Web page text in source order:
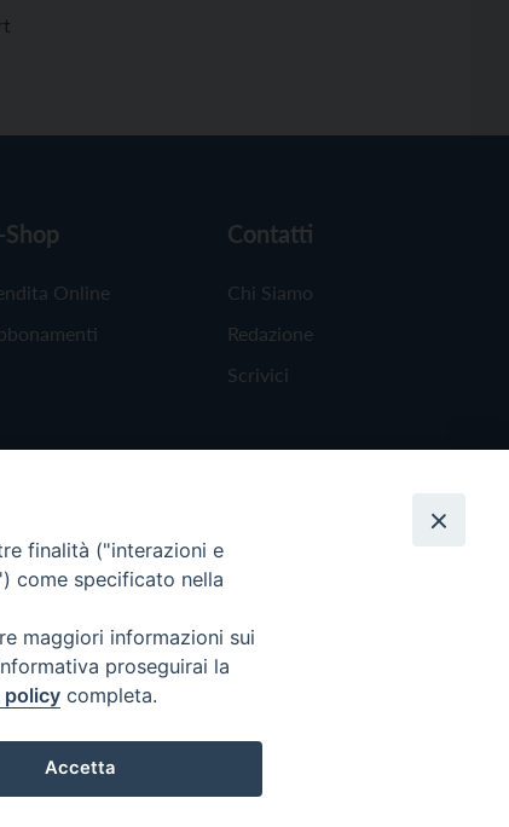
Shop
Online
Contatti
Chi Siamo
Redazione
Scrivici
finalità ("interazioni e
come specificato nella
maggiori informazioni sui
proseguirai la
policy completa.
Accetta